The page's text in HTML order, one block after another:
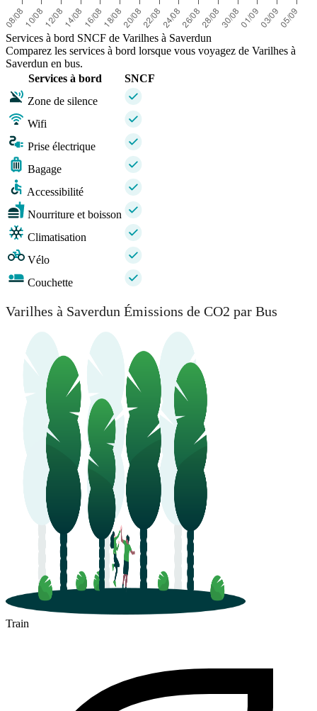
Services à bord SNCF de Varilhes à Saverdun
Comparez les services à bord lorsque vous voyagez de Varilhes à
Saverdun en bus.
Services à bord
SNCF
Zone de silence
Wifi
Prise électrique
Bagage
Accessibilité
Nourriture et boisson
Climatisation
Vélo
Couchette
Varilhes à Saverdun Émissions de CO2 par Bus
Train